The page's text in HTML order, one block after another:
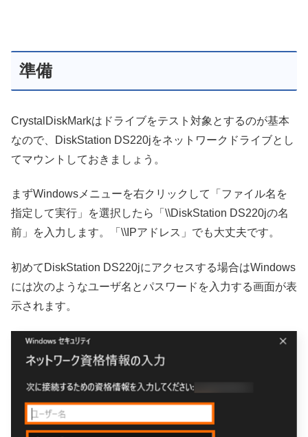
準備
CrystalDiskMarkはドライブをテスト対象とするのが基本
なので、DiskStation DS220jをネットワークドライブとし
てマウントしておきましょう。
まずWindowsメニューを右クリックして「ファイル名を
指定して実行」を選択したら「\\DiskStation DS220jの名
前」を入力します。「\\IPアドレス」でも大丈夫です。
初めてDiskStation DS220jにアクセスする場合はWindows
には次のようなユーザ名とパスワードを入力する画面が表
示されます。